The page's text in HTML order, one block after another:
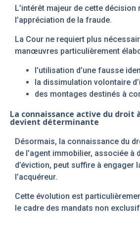
L’intérêt majeur de cette décision
l’appréciation de la fraude.
La Cour ne requiert plus
manœuvres particulièrement
l’utilisation d’une fausse
la dissimulation volontaire
des montages destinés à
La connaissance active du droit
devient déterminante
Désormais, la connaissance du
de l’agent immobilier, associée à
d’éviction, peut suffire à engager
l’acquéreur.
Cette évolution est
le cadre des mandats non